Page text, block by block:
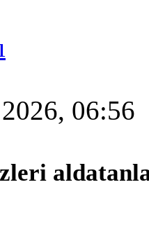
06:56